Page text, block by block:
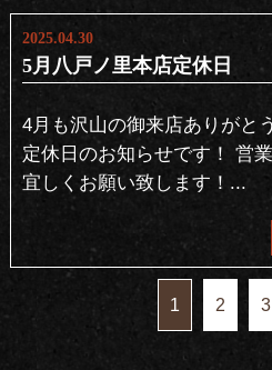
2025.04.30
5月八戸ノ里本店定休日
4月も沢山の御来店ありがと
定休日のお知らせです！ 営
宜しくお願い致します！...
1 2 3